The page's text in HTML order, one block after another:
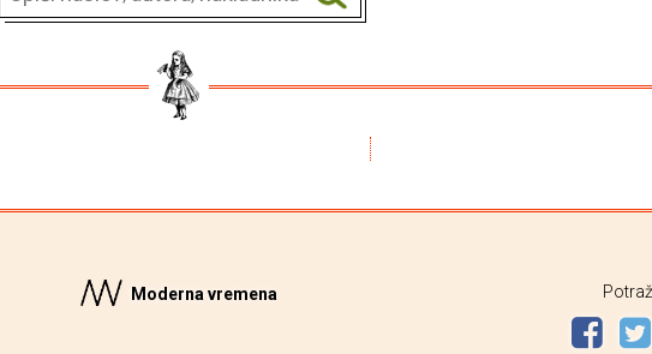
Moderna vremena